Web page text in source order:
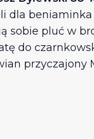
dla
sobie pluć w
do
przyczajony